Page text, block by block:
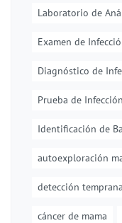
Laboratorio de
Examen de
Diagnóstico de
Prueba de
Identificación de
autoexploración
detección
cáncer de mama